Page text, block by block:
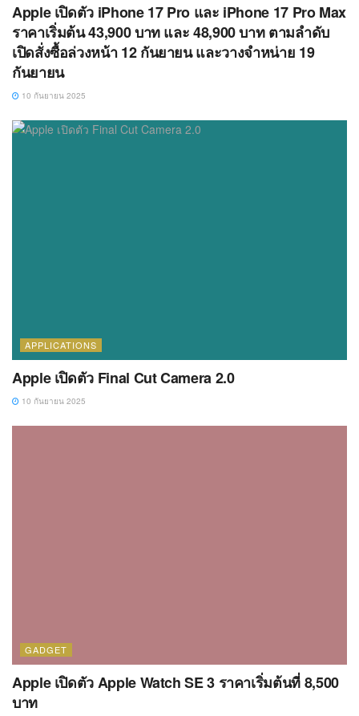
Apple เปิดตัว iPhone 17 Pro และ iPhone 17 Pro Max
ราคาเริ่มต้น 43,900 บาท และ 48,900 บาท ตามลำดับ
เปิดสั่งซื้อล่วงหน้า 12 กันยายน และวางจำหน่าย 19
กันยายน
10 กันยายน 2025
APPLICATIONS
Apple เปิดตัว Final Cut Camera 2.0
10 กันยายน 2025
GADGET
Apple เปิดตัว Apple Watch SE 3 ราคาเริ่มต้นที่ 8,500
บาท